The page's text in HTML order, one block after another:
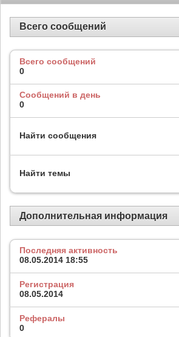
Всего сообщений
Всего сообщений
0
Сообщений в день
0
Найти сообщения
Найти темы
Дополнительная информация
Последняя активность
08.05.2014 18:55
Регистрация
08.05.2014
Рефералы
0